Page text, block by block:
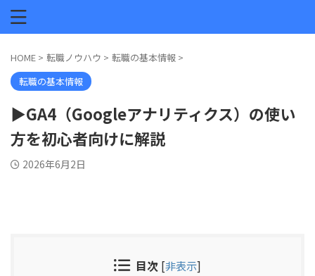
HOME > 転職ノウハウ > 転職の基本情報 >
転職の基本情報
▶GA4（Googleアナリティクス）の使い
方を初心者向けに解説
2026年6月2日
目次 [非表示]